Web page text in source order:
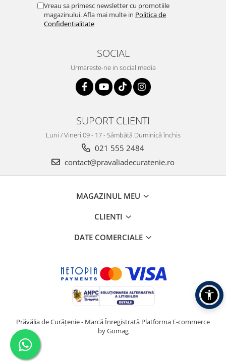
Vreau sa primesc newsletter cu promotiile
magazinului. Afla mai multe in Politica de
Confidentialitate
SOCIAL
Urmareste-ne in social media
SUPORT CLIENTI
Luni / Vineri 09 - 17 - Sâmbătă Duminică închis
021 555 2484
contact@pravaliadecuratenie.ro
MAGAZINUL MEU
CLIENTI
DATE COMERCIALE
Prăvălia de Curățenie - Marcă Înregistrată Platforma E-commerce
by Gomag